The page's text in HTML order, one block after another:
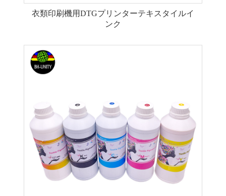
衣類印刷機用DTGプリンターテキスタイルイ
ンク